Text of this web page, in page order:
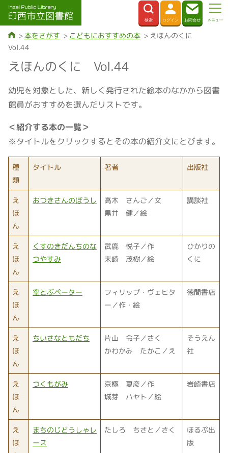
本をさがす こどもにおすすめの本
えほんのくに
Vol.44
えほんのくに Vol.44
幼児を対象とした、新しく発行された絵本のなかから図書
館員がおすすめを選んだリストです。
＜紹介する本の一覧＞
※タイトルをクリックするとその本の紹介文にとびます。
種
類
タイトル 著者 出版社
え
ほ
ん
おつきさんのぼうし
高木 さんご／文
黒井 健／絵
講談社
え
ほ
ん
くすのきだんちのな
つやすみ
武鹿 悦子／作
末崎 茂樹／絵
ひかりの
くに
え
ほ
ん
空とぶペーター
フィリップ・ヴェヒタ
ー／作・絵
徳間書店
え
ほ
ん
ちいさなともだち
片山 令子／さく
かわかみ たかこ／え
そうえん
社
え
ほ
ん
つくもがみ
京極 夏彦／作
城芽 ハヤト／絵
岩崎書店
え
ほ
まちのじどうしゃレ
ース
たしろ ちさと／さく
ほるぷ出
版